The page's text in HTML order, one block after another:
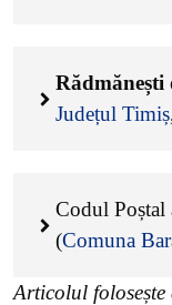
Rădmănești
Județul Timiș
Codul Poștal
(Comuna
Articolul folosește